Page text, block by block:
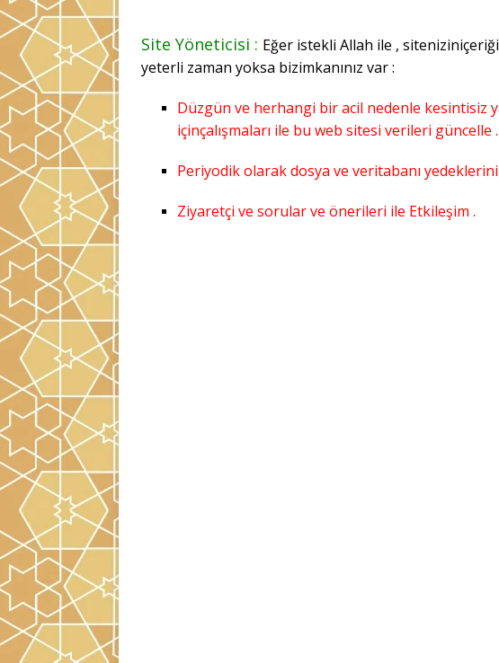
Site Yöneticisi : Eğer istekli Allah ile ,
yeterli zaman yoksa bizimkanınız var :
Düzgün ve herhangi bir acil nedenle kesintisiz
içinçalışmaları ile bu web sitesi verileri güncelle .
Periyodik olarak dosya ve veritabanı
Ziyaretçi ve sorular ve önerileri ile Etkileşim .